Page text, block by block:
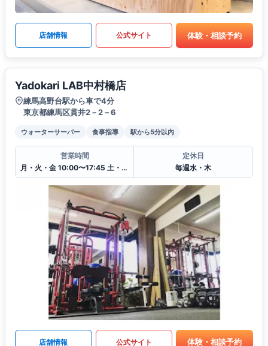
店舗情報 公式サイト 体験・相談予約
Yadokari LAB中村橋店
練馬高野台駅から車で4分
東京都練馬区貫井2－2－6
ウォーターサーバー 食事指導 駅から5分以内
営業時間
月・火・金 10:00〜17:45 土・日・祝 9:00〜17:45
定休日
毎週水・木
店舗情報 公式サイト 体験・相談予約